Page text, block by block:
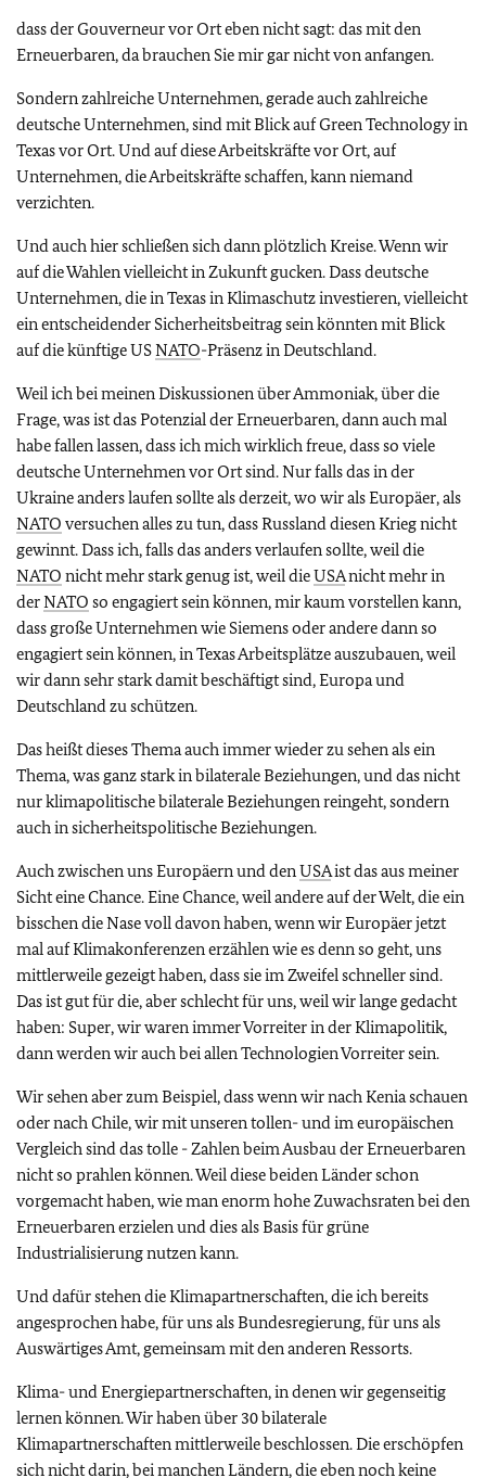
dass der Gouverneur vor Ort eben nicht sagt: das mit den
Erneuerbaren, da brauchen Sie mir gar nicht von anfangen.
Sondern zahlreiche Unternehmen, gerade auch zahlreiche
deutsche Unternehmen, sind mit Blick auf Green Technology in
Texas vor Ort. Und auf diese Arbeitskräfte vor Ort, auf
Unternehmen, die Arbeitskräfte schaffen, kann niemand
verzichten.
Und auch hier schließen sich dann plötzlich Kreise. Wenn wir
auf die Wahlen vielleicht in Zukunft gucken. Dass deutsche
Unternehmen, die in Texas in Klimaschutz investieren, vielleicht
ein entscheidender Sicherheitsbeitrag sein könnten mit Blick
auf die künftige USNATO-Präsenz in Deutschland.
Weil ich bei meinen Diskussionen über Ammoniak, über die
Frage, was ist das Potenzial der Erneuerbaren, dann auch mal
habe fallen lassen, dass ich mich wirklich freue, dass so viele
deutsche Unternehmen vor Ort sind. Nur falls das in der
Ukraine anders laufen sollte als derzeit, wo wir als Europäer, als
NATO versuchen alles zu tun, dass Russland diesen Krieg nicht
gewinnt. Dass ich, falls das anders verlaufen sollte, weil die
NATO nicht mehr stark genug ist, weil dieUSAnicht mehr in
derNATO so engagiert sein können, mir kaum vorstellen kann,
dass große Unternehmen wie Siemens oder andere dann so
engagiert sein können, in Texas Arbeitsplätze auszubauen, weil
wir dann sehr stark damit beschäftigt sind, Europa und
Deutschland zu schützen.
Das heißt dieses Thema auch immer wieder zu sehen als ein
Thema, was ganz stark in bilaterale Beziehungen, und das nicht
nur klimapolitische bilaterale Beziehungen reingeht, sondern
auch in sicherheitspolitische Beziehungen.
Auch zwischen uns Europäern und denUSAist das aus meiner
Sicht eine Chance. Eine Chance, weil andere auf der Welt, die ein
bisschen die Nase voll davon haben, wenn wir Europäer jetzt
mal auf Klimakonferenzen erzählen wie es denn so geht, uns
mittlerweile gezeigt haben, dass sie im Zweifel schneller sind.
Das ist gut für die, aber schlecht für uns, weil wir lange gedacht
haben: Super, wir waren immer Vorreiter in der Klimapolitik,
dann werden wir auch bei allen Technologien Vorreiter sein.
Wir sehen aber zum Beispiel, dass wenn wir nach Kenia schauen
oder nach Chile, wir mit unseren tollen- und im europäischen
Vergleich sind das tolle - Zahlen beim Ausbau der Erneuerbaren
nicht so prahlen können. Weil diese beiden Länder schon
vorgemacht haben, wie man enorm hohe Zuwachsraten bei den
Erneuerbaren erzielen und dies als Basis für grüne
Industrialisierung nutzen kann.
Und dafür stehen die Klimapartnerschaften, die ich bereits
angesprochen habe, für uns als Bundesregierung, für uns als
Auswärtiges Amt, gemeinsam mit den anderen Ressorts.
Klima- und Energiepartnerschaften, in denen wir gegenseitig
lernen können. Wir haben über 30 bilaterale
Klimapartnerschaften mittlerweile beschlossen. Die erschöpfen
sich nicht darin, bei manchen Ländern, die eben noch keine